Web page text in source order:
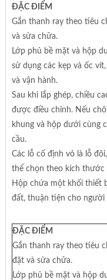
ĐẶC ĐIỂM
Gắn thanh ray theo tiêu
và sửa chữa.
Lớp phủ bề mặt và hộp
sử dụng các kẹp và ốc
và vận hành.
Sau khi lắp ghép, chiều
được điều chỉnh. Nếu
khung và hộp dưới cùng
cầu.
Các lỗ cố định vỏ là lỗ
thể chọn theo kích thước
Hộp chứa một khối thiết
đất, thuận tiện cho người
ĐẶC ĐIỂM
Gắn thanh ray theo tiêu
đặt và sửa chữa.
Lớp phủ bề mặt và hộp